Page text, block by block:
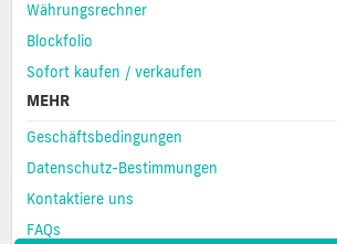
Währungsrechner
Blockfolio
Sofort kaufen / verkaufen
MEHR
Geschäftsbedingungen
Datenschutz-Bestimmungen
Kontaktiere uns
FAQs